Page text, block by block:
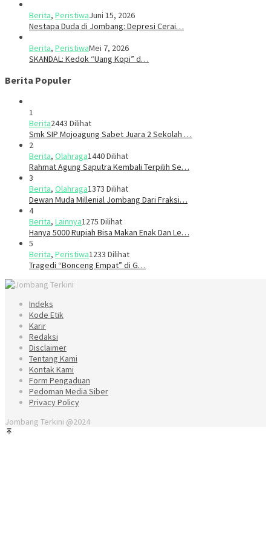
Berita, PeristiwaJuni 15, 2026
​​Nestapa Duda di Jombang: Depresi Cerai…
Berita, PeristiwaMei 7, 2026
SKANDAL: Kedok “Uang Kopi” d…
Berita Populer
1
Berita2443 Dilihat
Smk SIP Mojoagung Sabet Juara 2 Sekolah …
2
Berita, Olahraga1440 Dilihat
Rahmat Agung Saputra Kembali Terpilih Se…
3
Berita, Olahraga1373 Dilihat
Dewan Muda Millenial Jombang Dari Fraksi…
4
Berita, Lainnya1275 Dilihat
Hanya 5000 Rupiah Bisa Makan Enak Dan Le…
5
Berita, Peristiwa1233 Dilihat
Tragedi “Bonceng Empat” di G…
Indeks
Kode Etik
Karir
Redaksi
Disclaimer
Tentang Kami
Kontak Kami
Form Pengaduan
Pedoman Media Siber
Privacy Policy
Jombang Terkini @2024